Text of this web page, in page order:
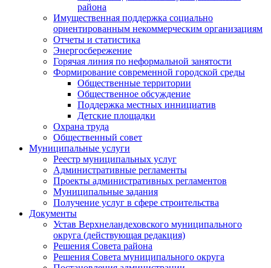
района
Имущественная поддержка социально
ориентированным некоммерческим организациям
Отчеты и статистика
Энергосбережение
Горячая линия по неформальной занятости
Формирование современной городской среды
Общественные территории
Общественное обсуждение
Поддержка местных иннициатив
Детские площадки
Охрана труда
Общественный совет
Муниципальные услуги
Реестр муниципальных услуг
Административные регламенты
Проекты административных регламентов
Муниципальные задания
Получение услуг в сфере строительства
Документы
Устав Верхнеландеховского муниципального
округа (действующая редакция)
Решения Совета района
Решения Совета муниципального округа